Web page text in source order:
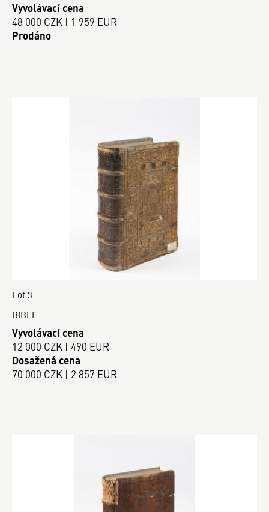
Vyvolávací cena
48 000 CZK | 1 959 EUR
Prodáno
Lot 3
BIBLE
Vyvolávací cena
12 000 CZK | 490 EUR
Dosažená cena
70 000 CZK | 2 857 EUR